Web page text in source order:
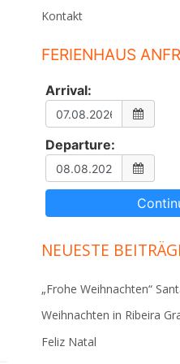
Kontakt
FERIENHAUS
Arrival:
Departure:
NEUESTE
„Frohe Weihnachten“
Weihnachten in Ribeira
Feliz Natal